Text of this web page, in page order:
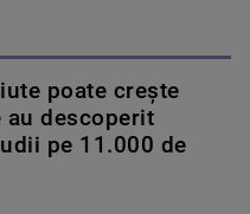
poate crește
au descoperit
pe 11.000 de